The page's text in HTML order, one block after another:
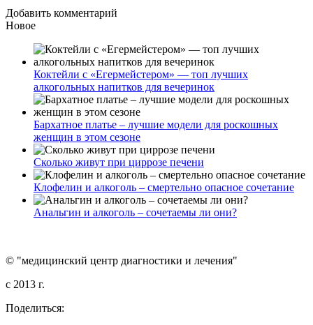
Добавить комментарий
Новое
Коктейли с «Егермейстером» — топ лучших
алкогольных напитков для вечеринок
Бархатное платье – лучшие модели для роскошных
женщин в этом сезоне
Сколько живут при циррозе печени
Клофелин и алкоголь – смертельно опасное сочетание
Анальгин и алкоголь – сочетаемы ли они?
© "медицинский центр диагностики и лечения"
c 2013 г.
Поделиться: